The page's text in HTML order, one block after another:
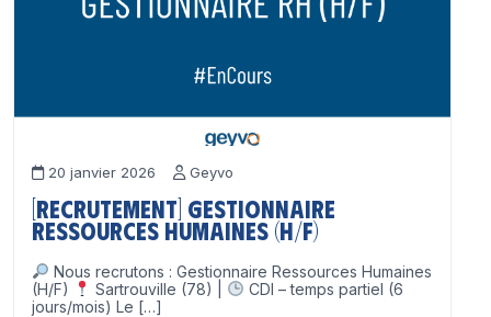
20 janvier 2026 Geyvo
[Recrutement] Gestionnaire
Ressources Humaines (H/F)
Nous recrutons : Gestionnaire Ressources Humaines
(H/F)
Sartrouville (78) |
CDI – temps partiel (6
jours/mois) Le […]